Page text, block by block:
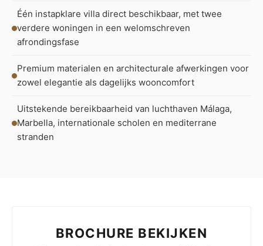
Één instapklare villa direct beschikbaar, met twee
verdere woningen in een welomschreven
afrondingsfase
Premium materialen en architecturale afwerkingen voor
zowel elegantie als dagelijks wooncomfort
Uitstekende bereikbaarheid van luchthaven Málaga,
Marbella, internationale scholen en mediterrane
stranden
BROCHURE BEKIJKEN